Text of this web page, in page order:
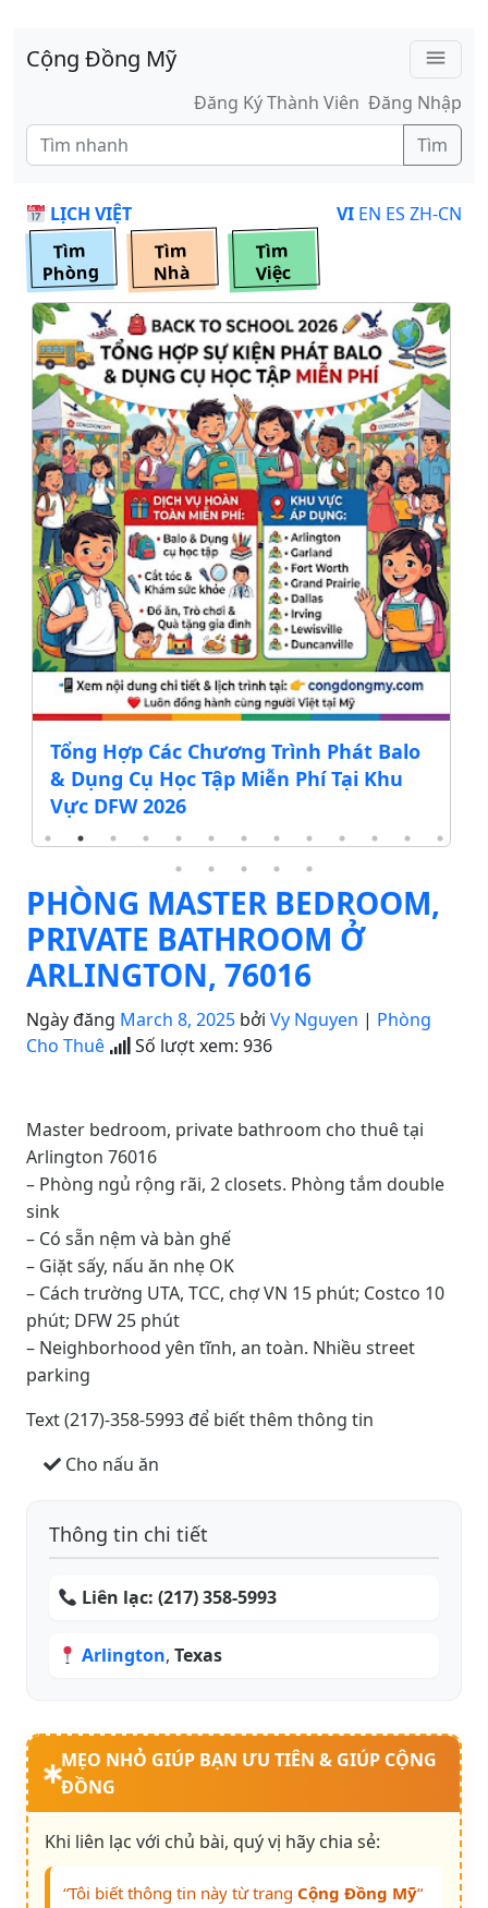
Cộng Đồng Mỹ
menu
Đăng Ký Thành Viên Đăng Nhập
Tìm
LỊCH VIỆT VI EN ES ZH-CN
Tìm
Phòng
Tìm
Nhà
Tìm
Việc
Tổng Hợp Các Chương Trình Phát Balo
& Dụng Cụ Học Tập Miễn Phí Tại Khu
Vực DFW 2026
PHÒNG MASTER BEDROOM,
PRIVATE BATHROOM Ở
ARLINGTON, 76016
Ngày đăng March 8, 2025 bởi Vy Nguyen | Phòng
Cho Thuê
Số lượt xem: 936
Master bedroom, private bathroom cho thuê tại
Arlington 76016
– Phòng ngủ rộng rãi, 2 closets. Phòng tắm double
sink
– Có sẵn nệm và bàn ghế
– Giặt sấy, nấu ăn nhẹ OK
– Cách trường UTA, TCC, chợ VN 15 phút; Costco 10
phút; DFW 25 phút
– Neighborhood yên tĩnh, an toàn. Nhiều street
parking
Text (217)-358-5993 để biết thêm thông tin
Cho nấu ăn
Thông tin chi tiết
Liên lạc:(217) 358-5993
Arlington,Texas
MẸO NHỎ GIÚP BẠN ƯU TIÊN & GIÚP CỘNG
ĐỒNG
Khi liên lạc với chủ bài, quý vị hãy chia sẻ:
“Tôi biết thông tin này từ trang Cộng Đồng Mỹ“